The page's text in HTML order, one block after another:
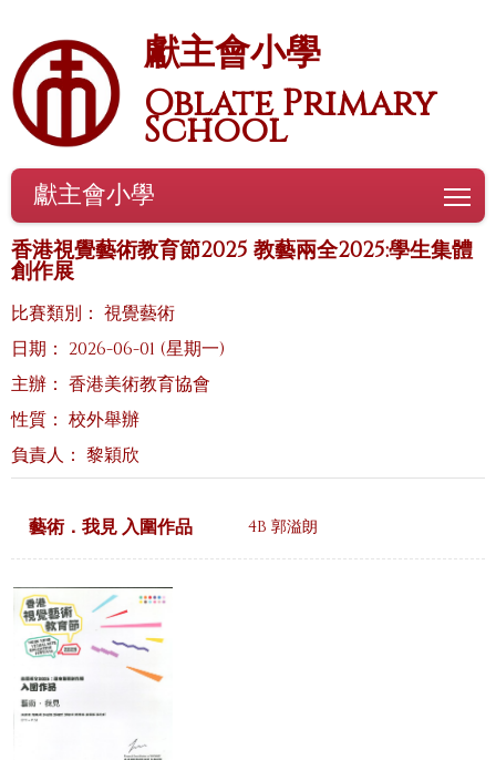
獻主會小學
Oblate Primary
School
獻主會小學
香港視覺藝術教育節2025 教藝兩全2025:學生集體
創作展
比賽類別： 視覺藝術
日期： 2026-06-01 (星期一)
主辦： 香港美術教育協會
性質： 校外舉辦
負責人： 黎穎欣
藝術．我見 入圍作品 4B 郭溢朗